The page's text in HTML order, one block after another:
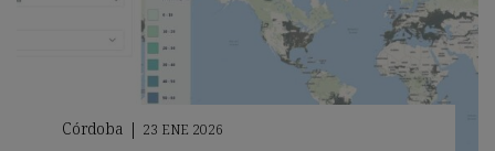
Córdoba | 23 ENE 2026